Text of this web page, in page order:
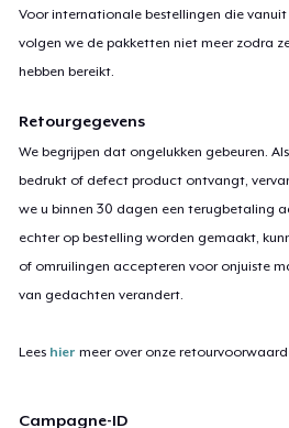
Voor internationale bestellingen die vanuit
volgen we de pakketten niet meer zodra
hebben bereikt.
Retourgegevens
We begrijpen dat ongelukken gebeuren.
bedrukt of defect product ontvangt,
we u binnen 30 dagen een terugbetaling
echter op bestelling worden gemaakt,
of omruilingen accepteren voor onjuiste
van gedachten verandert.
Lees hier meer over onze
Campagne-ID